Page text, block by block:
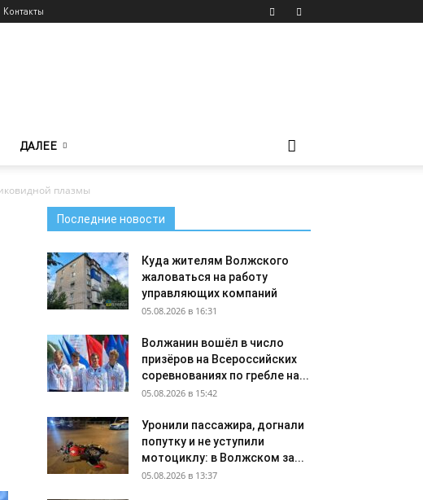
Контакты
ДАЛЕЕ
плазмы
Последние новости
Куда жителям Волжского
жаловаться на работу
управляющих компаний
05.08.2026 в 16:31
Волжанин вошёл в число
призёров на Всероссийских
соревнованиях по гребле на...
05.08.2026 в 15:42
Уронили пассажира, догнали
попутку и не уступили
мотоциклу: в Волжском за...
05.08.2026 в 13:37